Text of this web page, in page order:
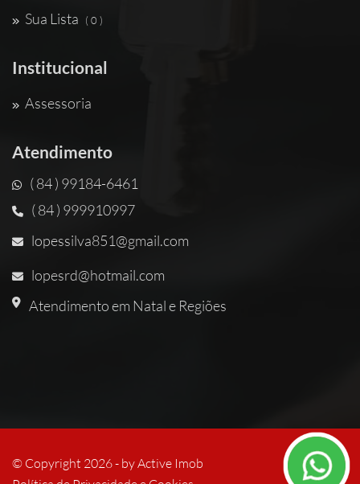
Sua Lista ( 0 )
Institucional
Assessoria
Atendimento
( 84 ) 99184-6461
( 84 ) 999910997
lopessilva851@gmail.com
lopesrd@hotmail.com
Atendimento em Natal e Regiões
© Copyright 2026 - byActive Imob